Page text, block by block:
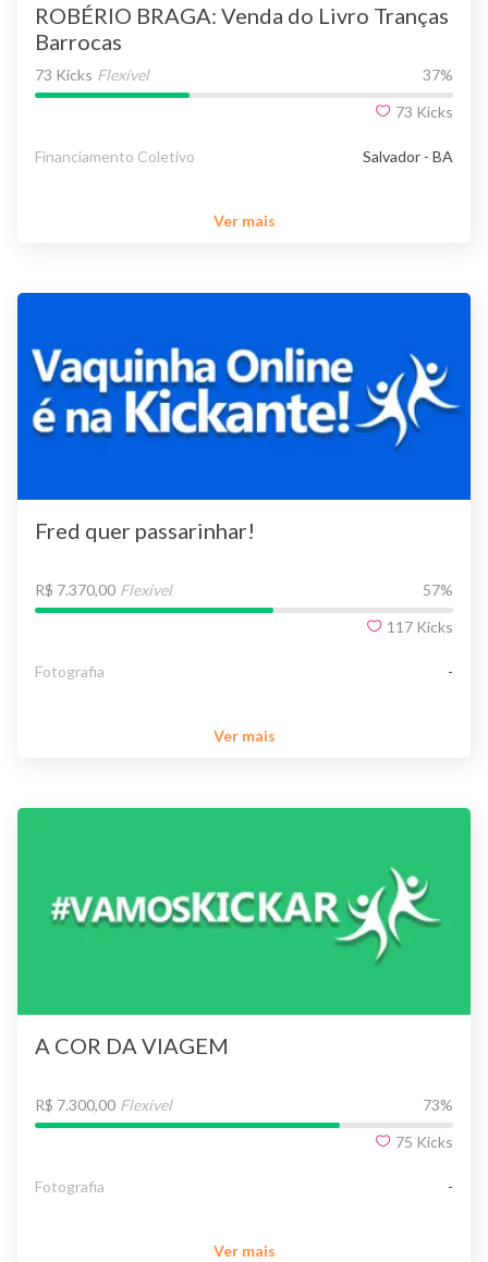
ROBÉRIO BRAGA: Venda do Livro Tranças
Barrocas
73 Kicks Flexível 37%
73 Kicks
Financiamento Coletivo Salvador - BA
Ver mais
Fred quer passarinhar!
R$ 7.370,00 Flexível 57%
117 Kicks
Fotografia -
Ver mais
A COR DA VIAGEM
R$ 7.300,00 Flexível 73%
75 Kicks
Fotografia -
Ver mais